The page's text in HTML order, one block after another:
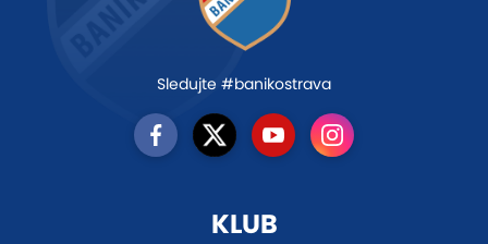
Sledujte #banikostrava
KLUB